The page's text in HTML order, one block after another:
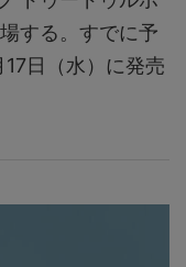
する。すでに予
日（水）に発売